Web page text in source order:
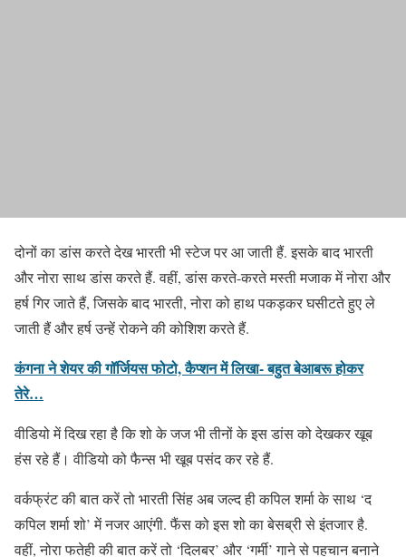
दोनों का डांस करते देख भारती भी स्टेज पर आ जाती हैं. इसके बाद भारती
और नोरा साथ डांस करते हैं. वहीं, डांस करते-करते मस्ती मजाक में नोरा और
हर्ष गिर जाते हैं, जिसके बाद भारती, नोरा को हाथ पकड़कर घसीटते हुए ले
जाती हैं और हर्ष उन्हें रोकने की कोशिश करते हैं.
कंगना ने शेयर की गॉर्जियस फोटो, कैप्शन में लिखा- बहुत बेआबरू होकर
तेरे…
वीडियो में दिख रहा है कि शो के जज भी तीनों के इस डांस को देखकर खूब
हंस रहे हैं। वीडियो को फैन्स भी खूब पसंद कर रहे हैं.
वर्कफ्रंट की बात करें तो भारती सिंह अब जल्द ही कपिल शर्मा के साथ ‘द
कपिल शर्मा शो’ में नजर आएंगी. फैंस को इस शो का बेसब्री से इंतजार है.
वहीं, नोरा फतेही की बात करें तो ‘दिलबर’ और ‘गर्मी’ गाने से पहचान बनाने